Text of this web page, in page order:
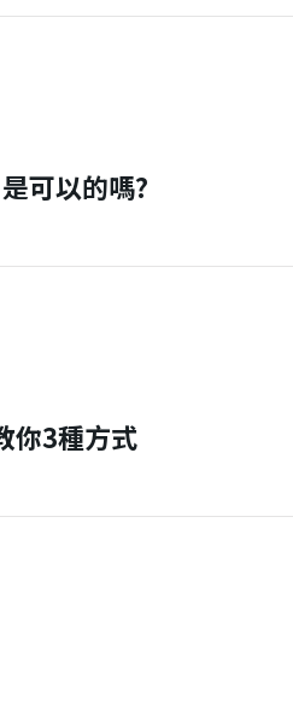
可以的嗎?
你3種方式